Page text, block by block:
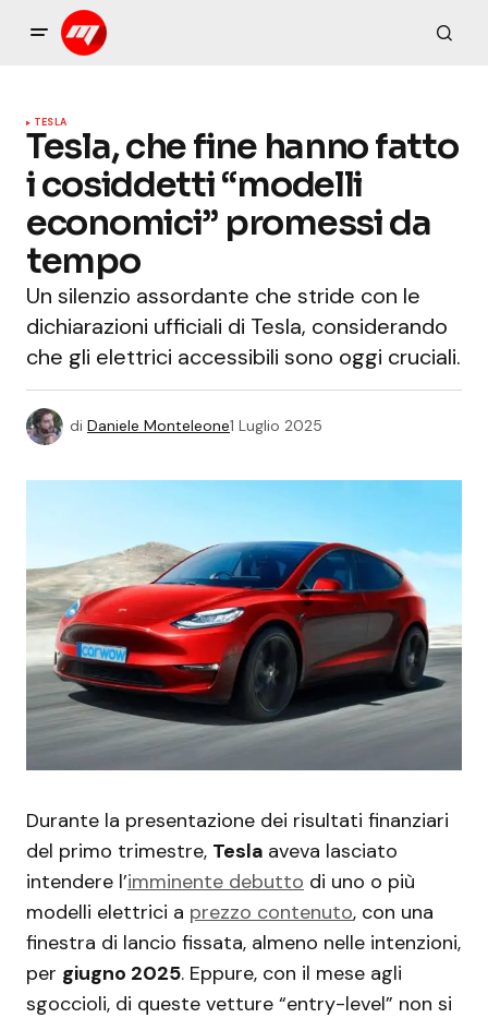
TESLA
Tesla, che fine hanno fatto
i cosiddetti “modelli
economici” promessi da
tempo
Un silenzio assordante che stride con le
dichiarazioni ufficiali di Tesla, considerando
che gli elettrici accessibili sono oggi cruciali.
di Daniele Monteleone1 Luglio 2025
Durante la presentazione dei risultati finanziari
del primo trimestre, Tesla aveva lasciato
intendere l’imminente debutto di uno o più
modelli elettrici a prezzo contenuto, con una
finestra di lancio fissata, almeno nelle intenzioni,
per giugno 2025. Eppure, con il mese agli
sgoccioli, di queste vetture “entry-level” non si